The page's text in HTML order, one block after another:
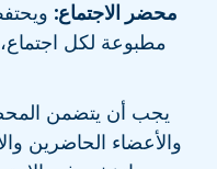
محضر الاجتماع:
مطبوعة لكل
يجب أن يتضمن
والأعضاء الحاضرين